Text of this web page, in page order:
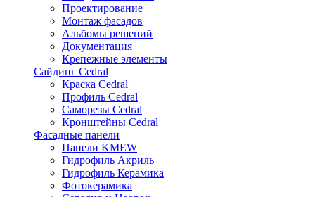
Проектирование
Монтаж фасадов
Альбомы решений
Документация
Крепежные элементы
Сайдинг Cedral
Краска Cedral
Профиль Cedral
Саморезы Cedral
Кронштейны Cedral
Фасадные панели
Панели KMEW
Гидрофиль Акриль
Гидрофиль Керамика
Фотокерамика